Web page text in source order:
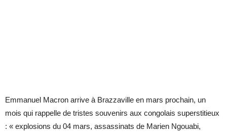
Emmanuel Macron arrive à Brazzaville en mars prochain, un
mois qui rappelle de tristes souvenirs aux congolais superstitieux
: « explosions du 04 mars, assassinats de Marien Ngouabi,